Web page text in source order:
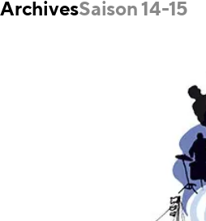
ArchivesSaison 14-15